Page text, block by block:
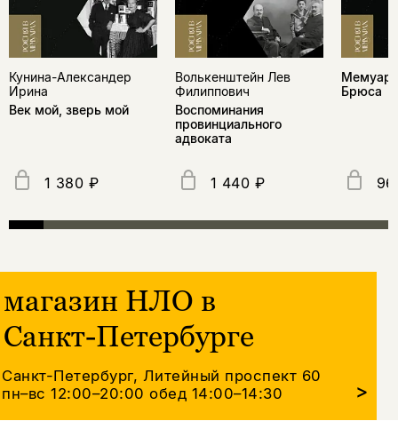
Кунина-Александер
Ирина
Век мой, зверь мой
1 380 ₽
Волькенштейн Лев
Филиппович
Воспоминания
провинциального
адвоката
1 440 ₽
Брюса
магазин НЛО в
Санкт-Петербурге
Санкт-Петербург, Литейный проспект 60
пн–вс 12:00–20:00обед 14:00–14:30 >